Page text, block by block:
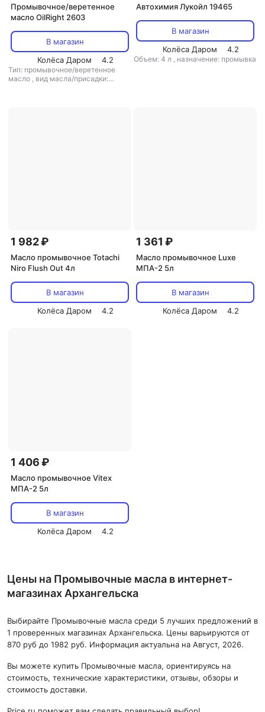
Промывочное/веретенное
масло OilRight 2603
В магазин
Колёса Даром
4.2
Тип: промывочное/веретенное
масло , вид масла/присадки:
Автохимия Лукойл 19465
В магазин
Колёса Даром
4.2
Объем: 4 л , назначение: промывка
1 982 ₽
Масло промывочное Totachi
Niro Flush Out 4л
В магазин
Колёса Даром
4.2
1 361 ₽
Масло промывочное Luxe
МПА-2 5л
В магазин
Колёса Даром
4.2
1 406 ₽
Масло промывочное Vitex
МПА-2 5л
В магазин
Колёса Даром
4.2
Цены на Промывочные масла в интернет-
магазинах Архангельска
Выбирайте Промывочные масла среди 5 лучших предложений в
1 проверенных магазинах Архангельска. Цены варьируются от
870 руб до 1982 руб. Информация актуальна на Август, 2026.
Вы можете купить Промывочные масла, ориентируясь на
стоимость, технические характеристики, отзывы, обзоры и
стоимость доставки.